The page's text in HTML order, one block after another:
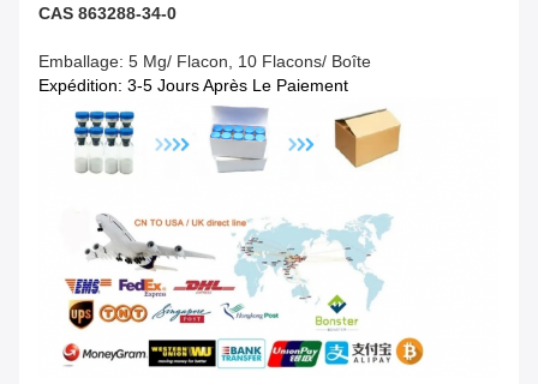
CAS 863288-34-0
Emballage: 5 Mg/ Flacon, 10 Flacons/ Boîte
Expédition: 3-5 Jours Après Le Paiement